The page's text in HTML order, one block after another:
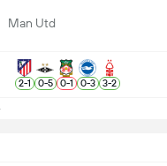
Man Utd
2-1 0-5 0-1 0-3 3-2